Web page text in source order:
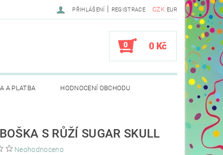
CZK EUR
PŘIHLÁŠENÍ | REGISTRACE
0 0 Kč
A PLATBA HODNOCENÍ OBCHODU
S RŮŽÍ SUGAR SKULL
Neohodnoceno